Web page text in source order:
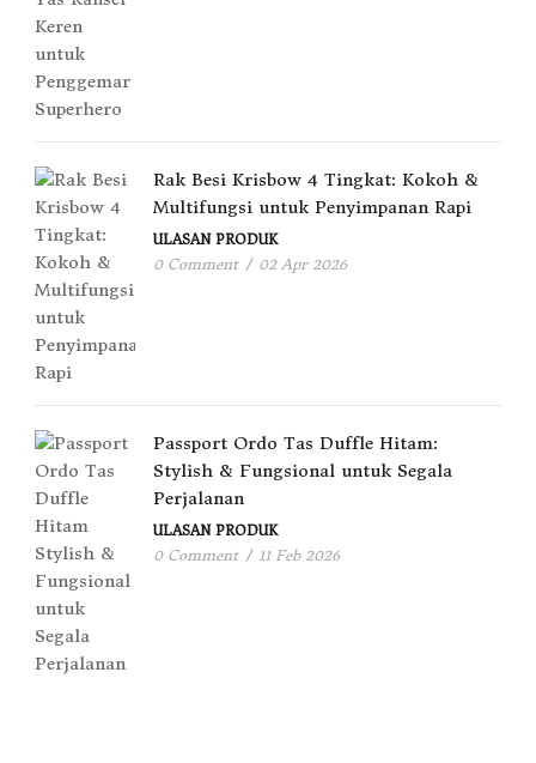
Rak Besi Krisbow 4 Tingkat: Kokoh &
Multifungsi untuk Penyimpanan Rapi
ULASAN PRODUK
0 Comment / 02 Apr 2026
Passport Ordo Tas Duffle Hitam:
Stylish & Fungsional untuk Segala
Perjalanan
ULASAN PRODUK
0 Comment / 11 Feb 2026